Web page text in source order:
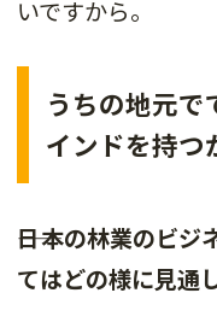
いですから。
うちの地元で
インドを持つ
――日本の林業のビ
てはどの様に見通